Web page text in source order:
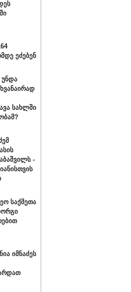
ეძებენ
უნდა
სახლში
-
საქმეთა
იმნაძეს